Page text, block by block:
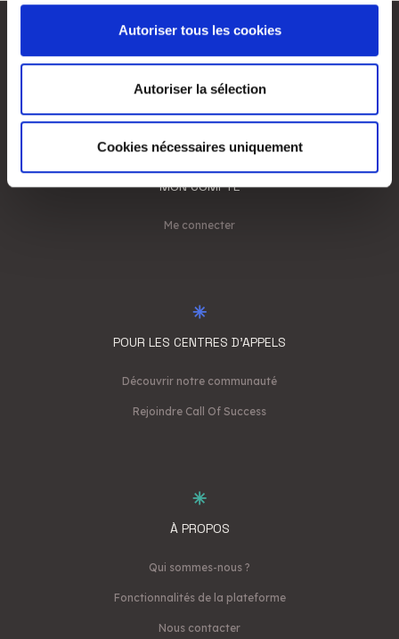
déclaration sur les cookies.
Les cookies nous permettent de personnaliser le contenu
médias sociaux et d'analyser notre trafic. Nous
partageons également des informations sur l'utilisation de
notre site avec nos partenaires de médias sociaux, de
publicité et d'analyse, qui peuvent combiner celles-ci
ou qu'ils ont collectées lors de votre utilisation de leurs
Autoriser tous les cookies
Autoriser la sélection
Cookies nécessaires uniquement
MON COMPTE
Me connecter
POUR LES CENTRES D'APPELS
Découvrir notre communauté
Rejoindre Call Of Success
À PROPOS
Qui sommes-nous ?
Fonctionnalités de la plateforme
Nous contacter